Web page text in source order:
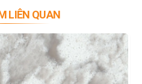
LIÊN QUAN